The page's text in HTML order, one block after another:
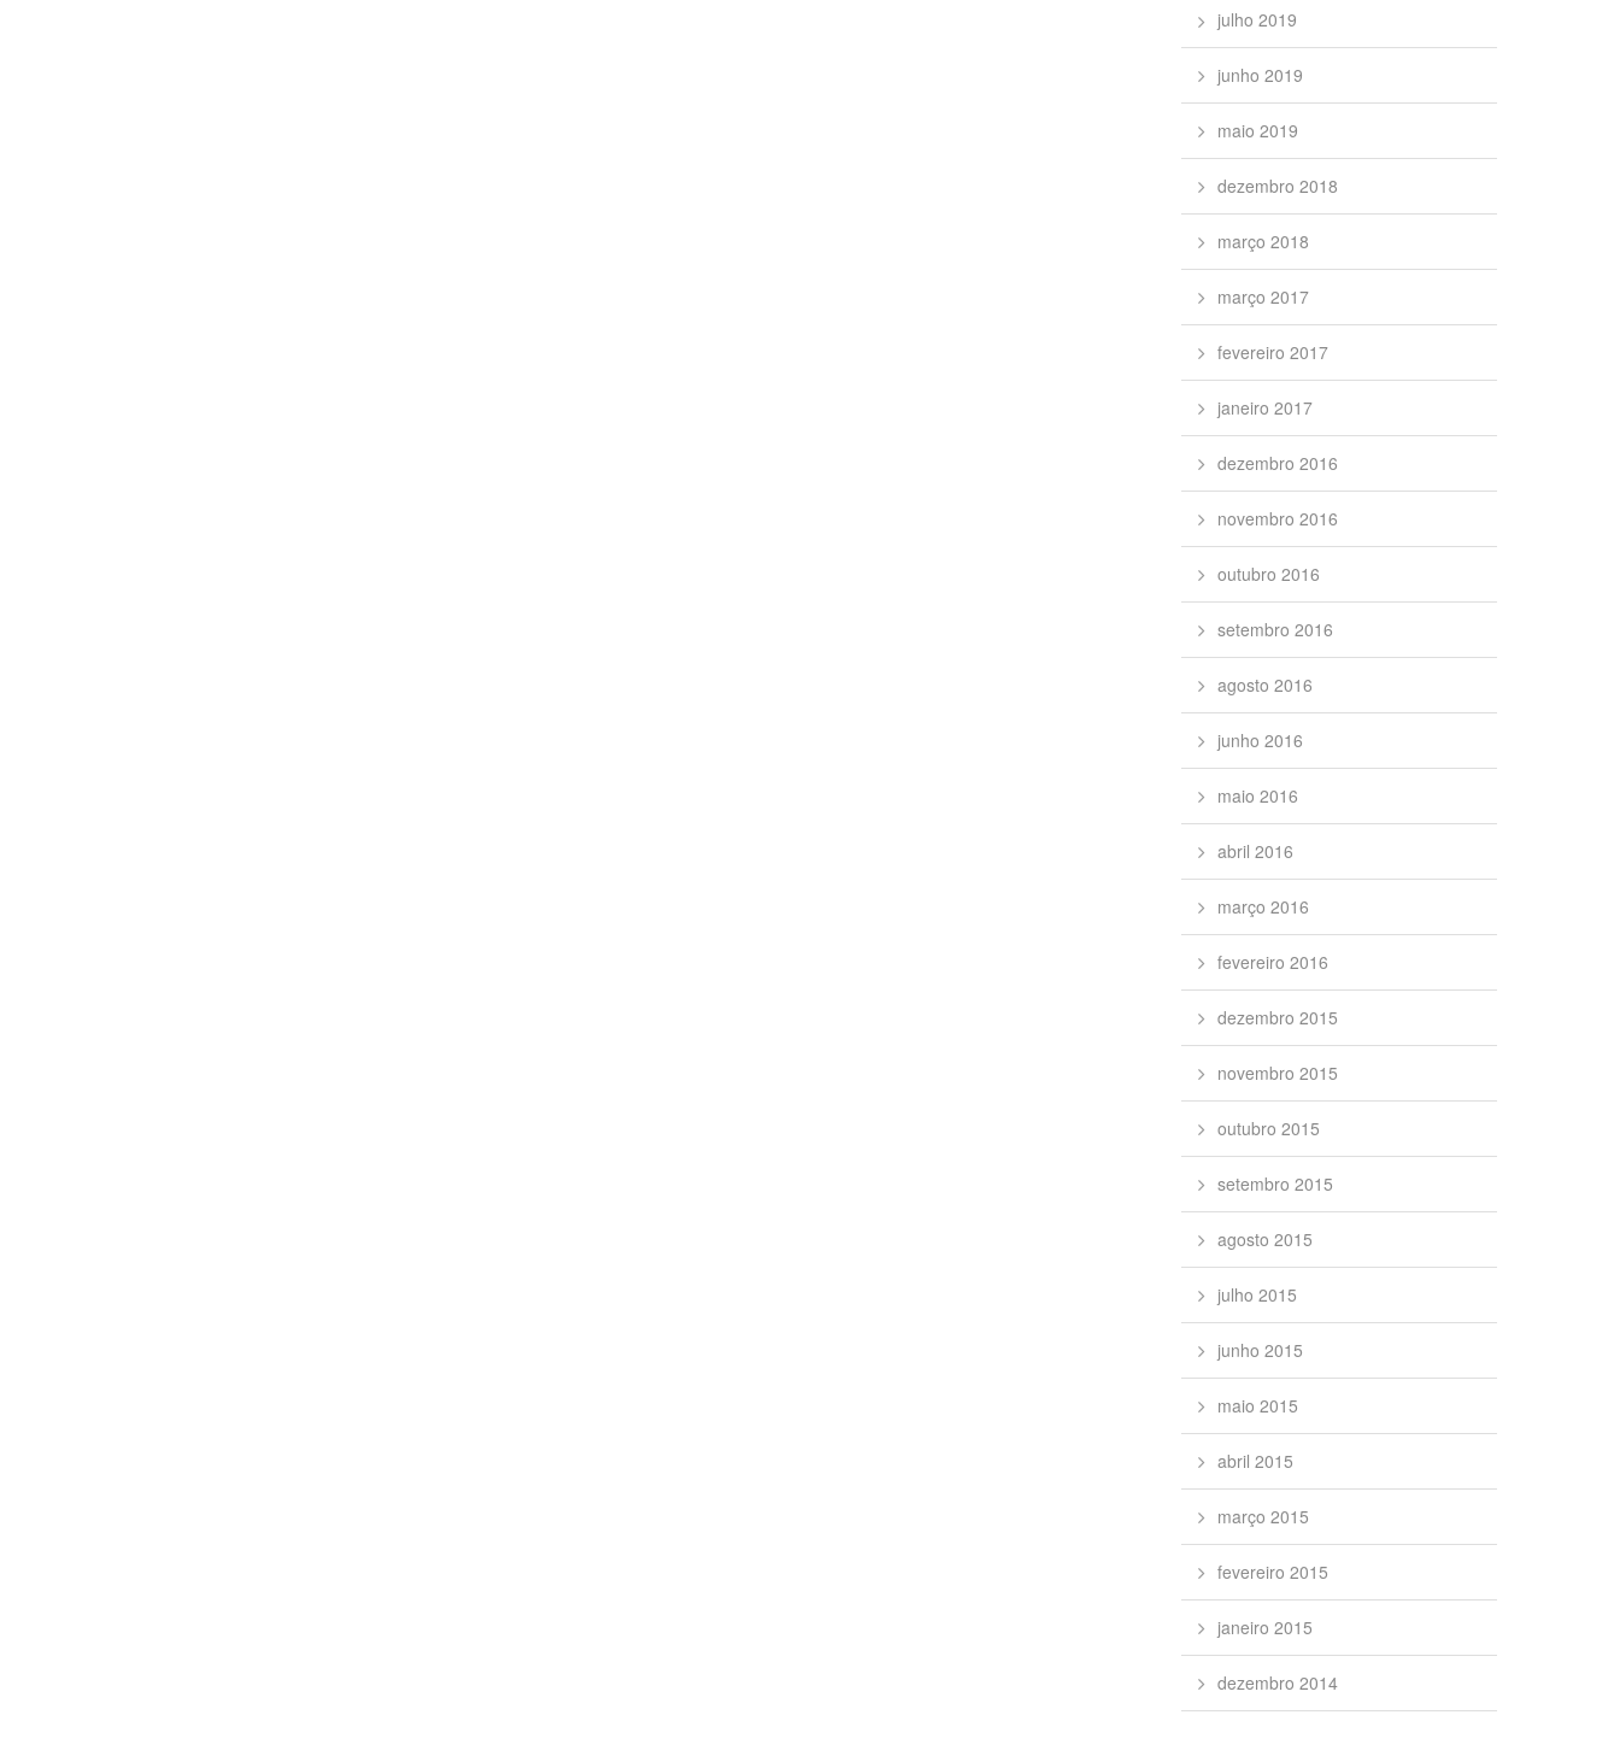
julho 2019
junho 2019
maio 2019
dezembro 2018
março 2018
março 2017
fevereiro 2017
janeiro 2017
dezembro 2016
novembro 2016
outubro 2016
setembro 2016
agosto 2016
junho 2016
maio 2016
abril 2016
março 2016
fevereiro 2016
dezembro 2015
novembro 2015
outubro 2015
setembro 2015
agosto 2015
julho 2015
junho 2015
maio 2015
abril 2015
março 2015
fevereiro 2015
janeiro 2015
dezembro 2014